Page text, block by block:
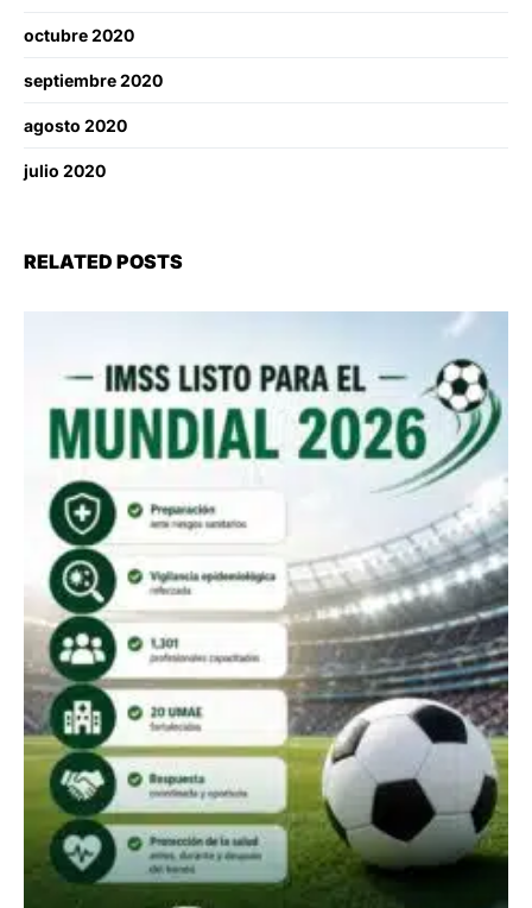
octubre 2020
septiembre 2020
agosto 2020
julio 2020
RELATED POSTS